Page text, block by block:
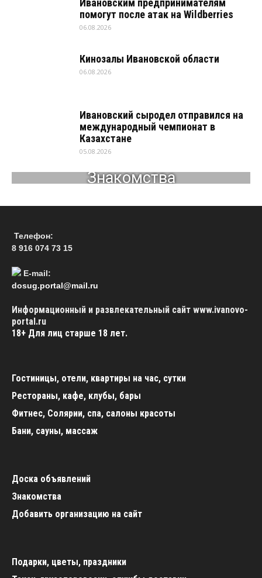
Ивановским предпринимателям
помогут после атак на Wildberries
06.08.2026
Кинозалы Ивановской области
06.08.2026
Ивановский сыродел отправился на
международный чемпионат в
Казахстане
05.08.2026
Знакомства
Телефон:
8 916 074 73 15
E-mail:
dosug.portal@mail.ru
Информационный и развлекательный сайт www.ivanovo-
portal.ru
18+ Для лиц старше 18 лет.
Гостиницы, отели, квартиры на час, сутки
Рестораны, кафе, клубы, бары
Фитнес, Солярии, спа, салоны красоты
Бани, сауны, массаж
Доска объявлений
Знакомства
Добавить организацию на сайт
Подарки, цветы, праздники